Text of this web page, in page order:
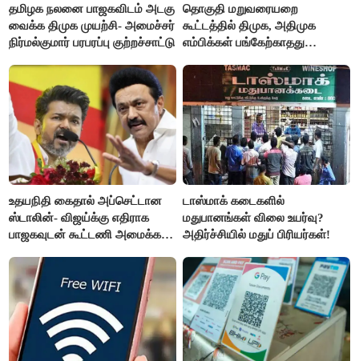
தமிழக நலனை பாஜகவிடம் அடகு
வைக்க திமுக முயற்சி- அமைச்சர்
நிர்மல்குமார் பரபரப்பு குற்றச்சாட்டு
தொகுதி மறுவரையறை
கூட்டத்தில் திமுக, அதிமுக
எம்பிக்கள் பங்கேற்காதது
உதயநிதி கைதால் அப்செட்டான
ஸ்டாலின்- விஜய்க்கு எதிராக
பாஜகவுடன் கூட்டணி அமைக்க
டாஸ்மாக் கடைகளில்
மதுபானங்கள் விலை உயர்வு?
அதிர்ச்சியில் மதுப் பிரியர்கள்!